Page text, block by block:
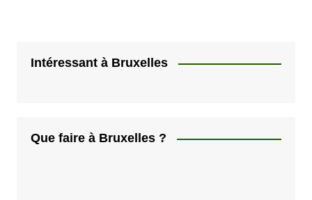
Intéressant à Bruxelles
Que faire à Bruxelles ?